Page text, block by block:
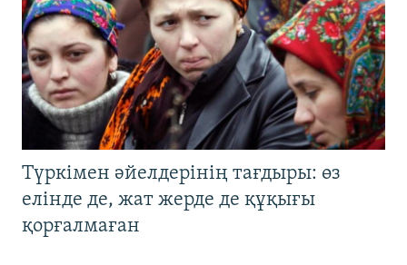
Түркімен әйелдерінің тағдыры: өз
елінде де, жат жерде де құқығы
қорғалмаған